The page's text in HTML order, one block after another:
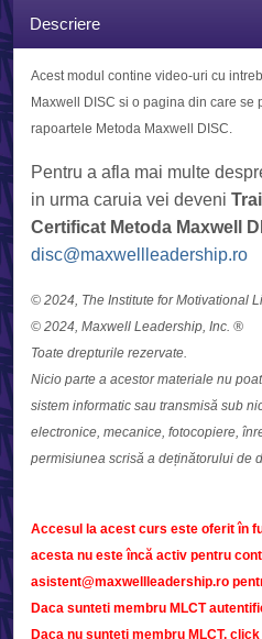
Descriere
Acest modul contine video-uri cu
Maxwell DISC si o pagina din care se
rapoartele Metoda Maxwell DISC.
Pentru a afla mai multe
in urma caruia vei deveni
Certificat Metoda Maxwell
disc@maxwellleadership.ro
© 2024, The Institute for Motivational
© 2024, Maxwell Leadership, Inc. ®
Toate drepturile rezervate.
Nicio parte a acestor materiale nu
sistem informatic sau transmisă sub
electronice, mecanice, fotocopiere,
permisiunea scrisă a deținătorului de
Accesul la acest curs este oferit în
acesta nu este încă activ pentru
asistent@maxwellleadership.ro
Daca sunteti membru MLCT
Daca nu sunteti membru MLCT, click